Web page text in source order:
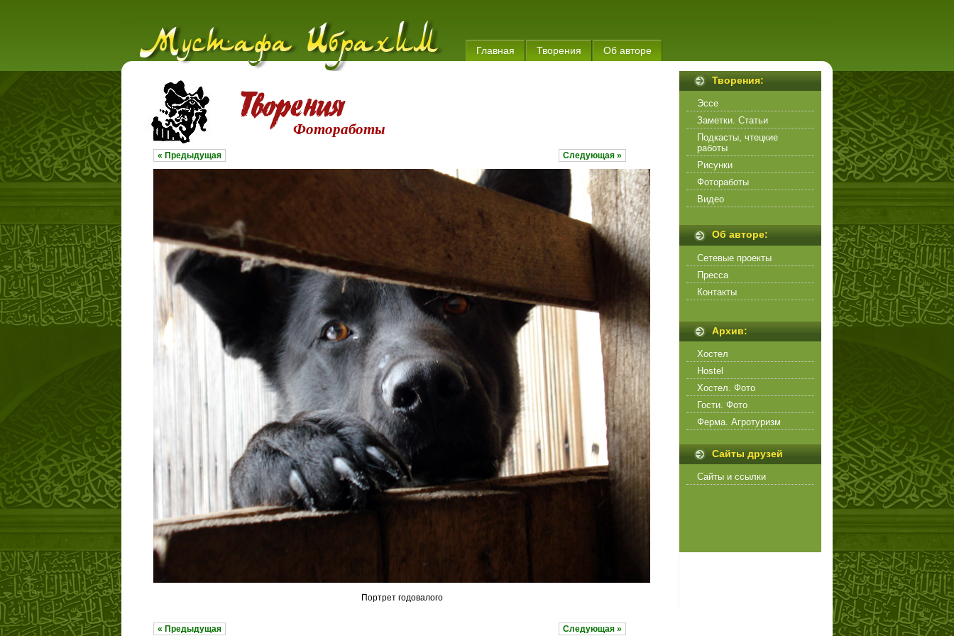
Главная Творения Об авторе
Фотоработы
« Предыдущая Следующая »
Портрет годовалого
« Предыдущая Следующая »
Творения:
Эссе
Заметки. Статьи
Подкасты, чтецкие
работы
Рисунки
Фотоработы
Видео
Об авторе:
Сетевые проекты
Пресса
Контакты
Архив:
Хостел
Hostel
Хостел. Фото
Гости. Фото
Ферма. Агротуризм
Сайты друзей
Сайты и ссылки